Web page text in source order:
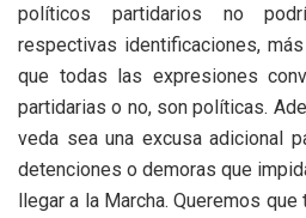
políticos partidarios no
respectivas identificaciones,
que todas las expresiones
partidarias o no, son políticas.
veda sea una excusa adicional
detenciones o demoras que
llegar a la Marcha. Queremos